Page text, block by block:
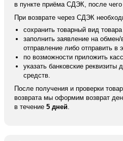
в пункте приёма СДЭК, после чего
При возврате через СДЭК
сохранить товарный вид
заполнить заявление на
отправление либо отправить в
по возможности приложить
указать банковские
средств.
После получения и проверки
возврата мы оформим возврат
в течение 5 дней.